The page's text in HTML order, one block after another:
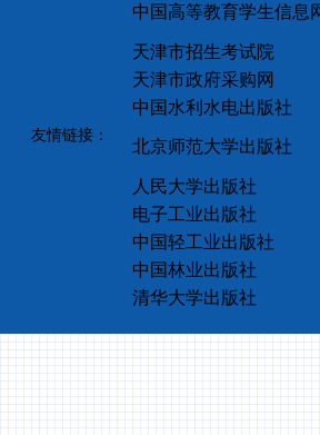
友情链接：
中国高等教育学生信息
天津市招生考试院
天津市政府采购网
中国水利水电出版社
北京师范大学出版社
人民大学出版社
电子工业出版社
中国轻工业出版社
中国林业出版社
清华大学出版社